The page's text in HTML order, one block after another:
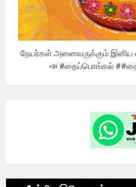
நேயர்கள் அனைவருக்கும் இனிய
📣 #தைப்பொங்கல்